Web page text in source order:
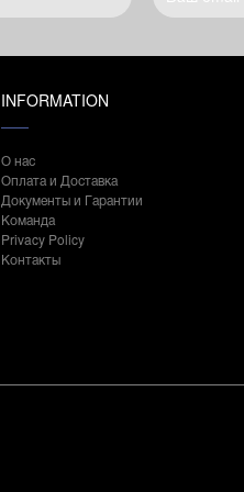
INFORMATION
О нас
Оплата и Доставка
Документы и Гарантии
Команда
Privacy Policy
Контакты